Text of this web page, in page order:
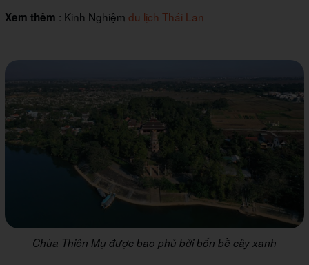
Xem thêm : Kinh Nghiệm du lịch Thái Lan
Chùa Thiên Mụ được bao phủ bởi bốn bề cây xanh